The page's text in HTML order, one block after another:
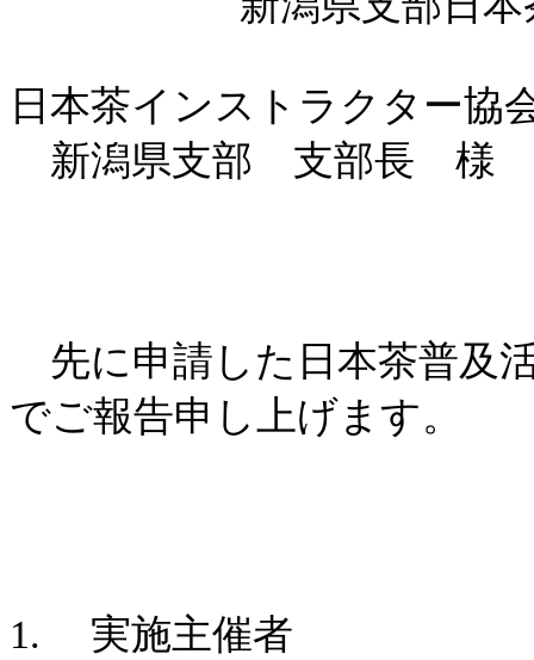
日本茶インストラクター協
新潟県支部 支部長 様
先に申請した日本茶普及
でご報告申し上げます。
1. 実施主催者